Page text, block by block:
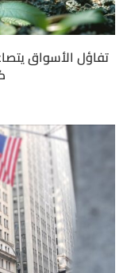
تفاؤل الأسواق